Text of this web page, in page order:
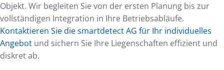
Objekt. Wir begleiten Sie von der ersten Planung bis zur
vollständigen Integration in Ihre Betriebsabläufe.
Kontaktieren Sie die smartdetect AG für Ihr individuelles
Angebot und sichern Sie Ihre Liegenschaften effizient und
diskret ab.